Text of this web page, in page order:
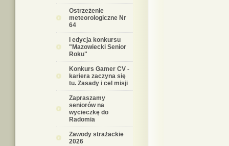
Ostrzeżenie
meteorologiczne Nr
64
I edycja konkursu
"Mazowiecki Senior
Roku"
Konkurs Gamer CV -
kariera zaczyna się
tu. Zasady i cel misji
Zapraszamy
seniorów na
wycieczkę do
Radomia
Zawody strażackie
2026